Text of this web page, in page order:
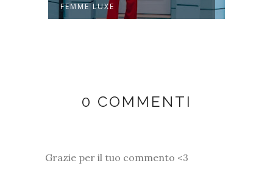
FEMME LUXE
0 COMMENTI
Grazie per il tuo commento <3